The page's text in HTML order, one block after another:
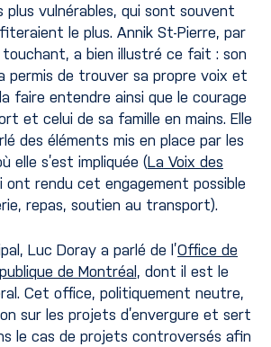
plus vulnérables, qui sont souvent
le plus. Annik St-Pierre, par
a bien illustré ce fait : son
permis de trouver sa propre voix et
faire entendre ainsi que le courage
et celui de sa famille en mains. Elle
des éléments mis en place par les
elle s’est impliquée (La Voix des
ont rendu cet engagement possible
repas, soutien au transport).
Luc Doray a parlé de l’Office de
de Montréal, dont il est le
Cet office, politiquement neutre,
sur les projets d’envergure et sert
le cas de projets controversés afin